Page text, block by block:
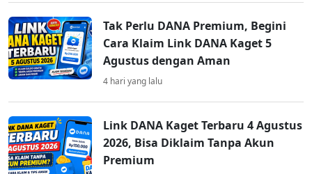
Tak Perlu DANA Premium, Begini
Cara Klaim Link DANA Kaget 5
Agustus dengan Aman
4 hari yang lalu
Link DANA Kaget Terbaru 4 Agustus
2026, Bisa Diklaim Tanpa Akun
Premium